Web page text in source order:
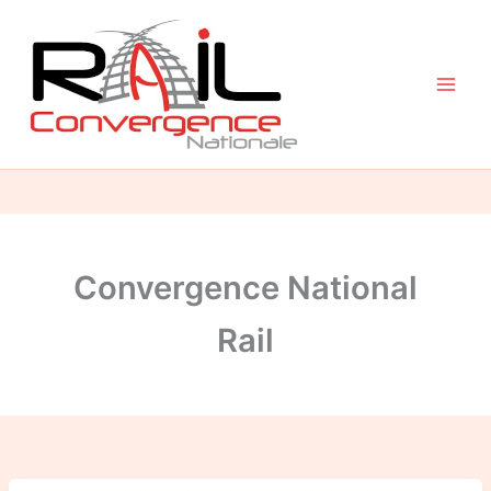
contenu
Convergence National
Rail
Le